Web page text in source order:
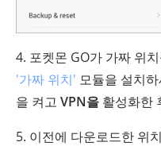
4. 포켓몬 GO가 가짜 위
'가짜 위치' 모듈을 설치
을 켜고 VPN을 활성화한
5. 이전에 다운로드한 위